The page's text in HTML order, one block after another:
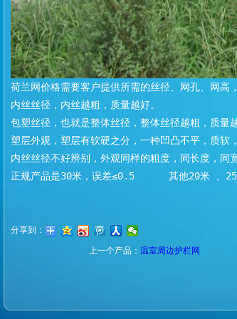
荷兰网价格需要客户提供所需的丝径、网孔、网高
内丝丝径，内丝越粗，质量越好。
包塑丝径，也就是整体丝径，整体丝径越粗，质量越
塑层外观，塑层有软硬之分，一种凹凸不平，质软
内丝丝径不好辨别，外观同样的粗度，同长度，同
正规产品是30米，误差≤0.5      其他20米 、25
分享到：
上一个产品： 温室周边护栏网